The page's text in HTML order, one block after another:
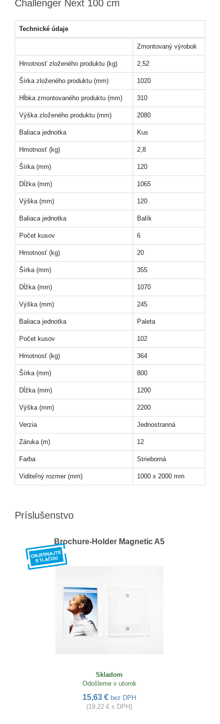
Challenger Next 100 cm
Technické údaje
Zmontovaný výrobok
Hmotnosť zloženého produktu (kg) 2,52
Šírka zloženého produktu (mm) 1020
Hĺbka zmontovaného produktu (mm) 310
Výška zloženého produktu (mm) 2080
Baliaca jednotka Kus
Hmotnosť (kg) 2,8
Šírka (mm) 120
Dĺžka (mm) 1065
Výška (mm) 120
Baliaca jednotka Balík
Počet kusov 6
Hmotnosť (kg) 20
Šírka (mm) 355
Dĺžka (mm) 1070
Výška (mm) 245
Baliaca jednotka Paleta
Počet kusov 102
Hmotnosť (kg) 364
Šírka (mm) 800
Dĺžka (mm) 1200
Výška (mm) 2200
Verzia Jednostranná
Záruka (m) 12
Farba Strieborná
Viditeľný rozmer (mm) 1000 x 2000 mm
Príslušenstvo
Brochure-Holder Magnetic A5
Skladom
Odošleme v utorok
15,63 € bez DPH
(19,22 € s DPH)